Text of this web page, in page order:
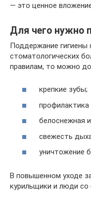
— это ценное
Для чего нужно
Поддержание гигиены
стоматологических
правилам, то можно
крепкие зубы;
профилактика
белоснежная
свежесть
уничтожение
В повышенном уходе
курильщики и люди